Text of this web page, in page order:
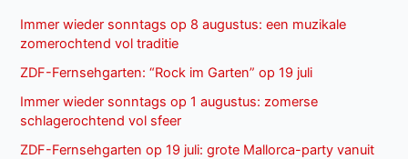
Immer wieder sonntags op 8 augustus: een muzikale
zomerochtend vol traditie
ZDF-Fernsehgarten: “Rock im Garten” op 19 juli
Immer wieder sonntags op 1 augustus: zomerse
schlagerochtend vol sfeer
ZDF-Fernsehgarten op 19 juli: grote Mallorca-party vanuit